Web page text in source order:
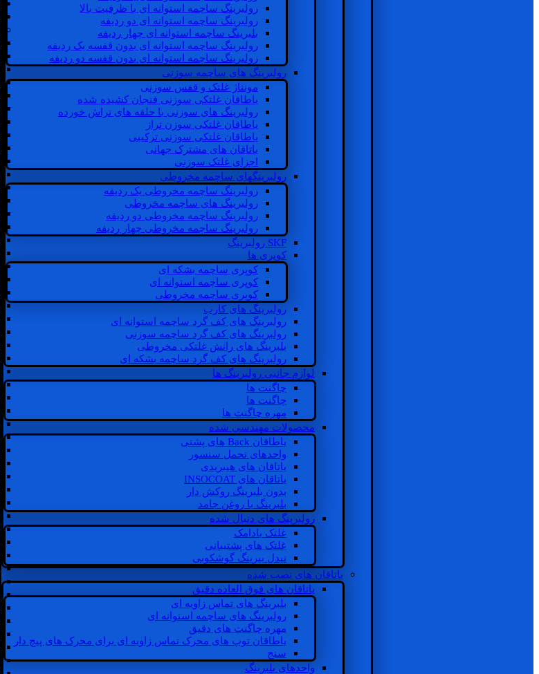
رولبرینگ ساچمه استوانه ای با ظرفیت بالا
رولبرینگ ساچمه استوانه ای دو ردیفه
بلبرینگ ساچمه استوانه ای چهار ردیفه
رولبرینگ ساچمه استوانه ای بدون قفسه یک ردیفه
رولبرینگ ساچمه استوانه ای بدون قفسه دو ردیفه
رولبرینگ های ساچمه سوزنی
مونتاژ غلتک و قفس سوزنی
یاطاقان غلتکی سوزنی فنجان کشیده شده
رولبرینگ های سوزنی با حلقه های تراش خورده
یاطاقان غلتکی سوزن تراز
یاطاقان غلتکی سوزنی ترکیبی
یاتاقان های مشترک جهانی
اجزای غلتک سوزنی
رولبرینگهای ساچمه مخروطی
رولبرینگ ساچمه مخروطی یک ردیفه
رولبرینگ های ساچمه مخروطی
رولبرینگ ساچمه مخروطی دو ردیفه
رولبرینگ ساچمه مخروطی چهار ردیفه
SKF رولبرینگ
کوپری ها
کوپری ساچمه بشکه ای
کوپری ساچمه استوانه ای
کوپری ساچمه مخروطی
رولبرینگ های کارب
رولبرینگ های کف گرد ساچمه استوانه ای
رولبرینگ های کف گرد ساچمه سوزنی
بلبرینگ های رانش غلتکی مخروطی
رولبرینگ های کف گرد ساچمه بشکه ای
لوازم جانبی رولبرینگ ها
چاگنت ها
چاگنت ها
مهره چاگنت ها
محصولات مهندسی شده
یاطاقان Back های پشتی
واحدهای تحمل سنسور
یاتاقان های هیبریدی
یاتاقان های INSOCOAT
بدون بلبرینگ روکش دار
بلبرینگ با روغن جامد
رولبرینگ های دنبال شده
غلتک بادامک
غلتک های پشتیبانی
نیدل بیرینگ گوشکوبی
یاتاقان های نصب شده
یاتاقان های فوق العاده دقیق
بلبرینگ های تماس زاویه ای
رولبرینگ های ساچمه استوانه ای
مهره چاگنت های دقیق
یاطاقان توپ های محرک تماس زاویه ای برای محرک های پیچ دار
سنج
واحدهای بلبرینگ